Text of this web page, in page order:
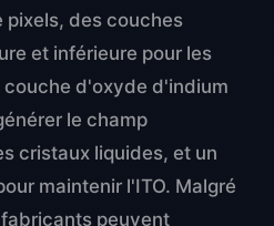
pixels, des couches
et inférieure pour les
d'oxyde d'indium
le champ
cristaux liquides, et un
maintenir l'ITO. Malgré
peuvent